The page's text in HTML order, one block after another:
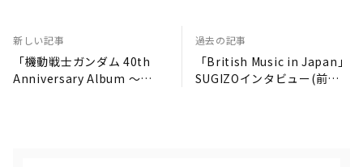
新しい記事
「機動戦士ガンダム 40th
Anniversary Album ～
過去の記事
「British Music in Japan」
SUGIZOインタビュー(前編)